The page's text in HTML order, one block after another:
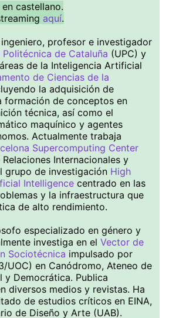
castellano.
aquí.
ingeniero, profesor e investigador
de Cataluña (UPC) y
de la Inteligencia Artificial
de Ciencias de la
la adquisición de
formación de conceptos en
técnica, así como el
maquínico y agentes
Actualmente trabaja
Supercomputing Center
Internacionales y
grupo de investigación High
Intelligence centrado en las
y la infraestructura que
de alto rendimiento.
especializado en género y
investiga en el Vector de
Sociotécnica impulsado por
UOC) en Canódromo, Ateneo de
y Democrática. Publica
diversos medios y revistas. Ha
de estudios críticos en EINA,
de Diseño y Arte (UAB).